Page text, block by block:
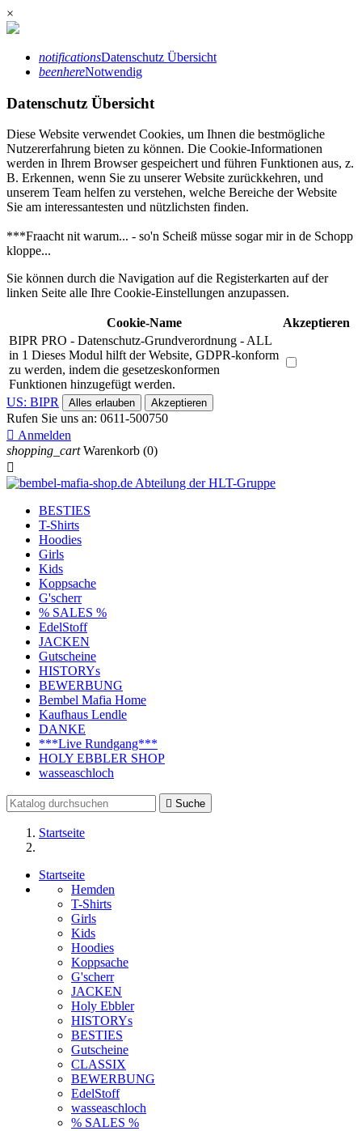
×
notificationsDatenschutz Übersicht
beenhereNotwendig
Datenschutz Übersicht
Diese Website verwendet Cookies, um Ihnen die bestmögliche
Nutzererfahrung bieten zu können. Die Cookie-Informationen
werden in Ihrem Browser gespeichert und führen Funktionen aus, z.
B. Erkennen, wenn Sie zu unserer Website zurückkehren, und
unserem Team helfen zu verstehen, welche Bereiche der Website
Sie am interessantesten und nützlichsten finden.
***Fraacht nit warum... - so'n Scheiß müsse sogar mir in de Schopp
kloppe...
Sie können durch die Navigation auf die Registerkarten auf der
linken Seite alle Ihre Cookie-Einstellungen anzupassen.
Cookie-Name
Akzeptieren
BIPR PRO - Datenschutz-Grundverordnung - ALL
in 1 Dieses Modul hilft der Website, GDPR-konform
zu werden, indem die gesetzeskonformen
Funktionen hinzugefügt werden.
US: BIPR
Alles erlauben Akzeptieren
Rufen Sie uns an: 0611-500750
 Anmelden
shopping_cart Warenkorb (0)

BESTIES
T-Shirts
Hoodies
Girls
Kids
Koppsache
G'scherr
% SALES %
EdelStoff
JACKEN
Gutscheine
HISTORYs
BEWERBUNG
Bembel Mafia Home
Kaufhaus Lendle
DANKE
***Live Rundgang***
HOLY EBBLER SHOP
wasseaschloch
 Suche
Startseite
Startseite
Hemden
T-Shirts
Girls
Kids
Hoodies
Koppsache
G'scherr
JACKEN
Holy Ebbler
HISTORYs
BESTIES
Gutscheine
CLASSIX
BEWERBUNG
EdelStoff
wasseaschloch
% SALES %